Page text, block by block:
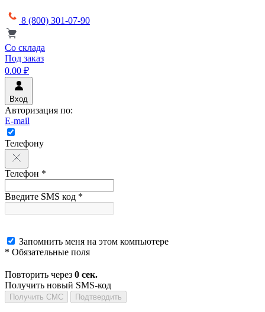
8 (800) 301-07-90
Со склада
Под заказ
0.00 ₽
Вход
Авторизация по:
E-mail
Телефону
Телефон *
Введите SMS код *
Запомнить меня на этом компьютере
* Обязательные поля
Повторить через 0 сек.
Получить новый SMS-код
Получить СМС Подтвердить